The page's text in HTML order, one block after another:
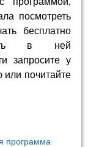
посмотреть
бесплатно
в ней
запросите у
или почитайте
программа